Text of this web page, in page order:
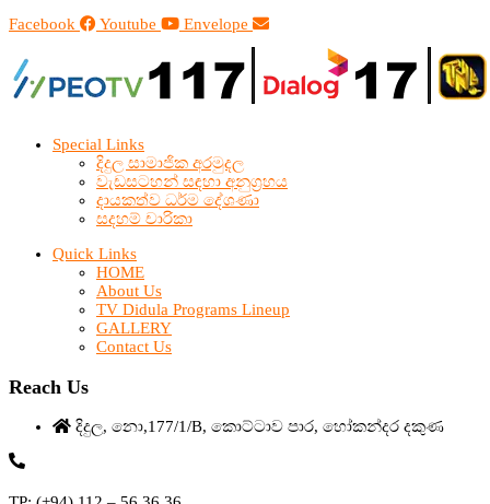
Facebook
Youtube Envelope
Special Links
දිදුල සාමාජික අරමුදල
වැඩසටහන් සඳහා අනුග්‍රහය
දායකත්ව ධර්ම දේශණා
සදහම් චාරිකා
Quick Links
HOME
About Us
TV Didula Programs Lineup
GALLERY
Contact Us
Reach Us
දිදුල, නො,177/1/B, කොට්ටාව පාර, හෝකන්දර දකුණ